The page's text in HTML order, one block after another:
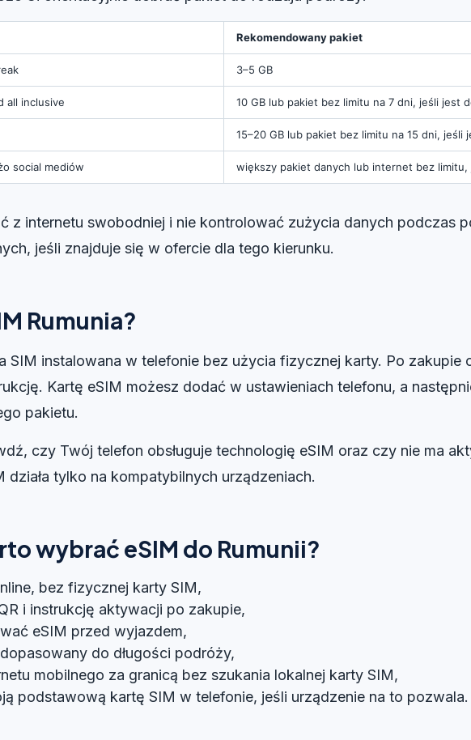
Rekomendowany pakiet
3–5 GB
all inclusive 10 GB lub pakiet bez limitu na 7 dni, jeśli jest
15–20 GB lub pakiet bez limitu na 15 dni, jeśli
social mediów większy pakiet danych lub internet bez
z internetu swobodniej i nie kontrolować zużycia danych podczas
jeśli znajduje się w ofercie dla tego kierunku.
Rumunia?
SIM instalowana w telefonie bez użycia fizycznej karty. Po
Kartę eSIM możesz dodać w ustawieniach telefonu, a
pakietu.
czy Twój telefon obsługuje technologię eSIM oraz czy nie ma
działa tylko na kompatybilnych urządzeniach.
wybrać eSIM do Rumunii?
bez fizycznej karty SIM,
i instrukcję aktywacji po zakupie,
eSIM przed wyjazdem,
do długości podróży,
mobilnego za granicą bez szukania lokalnej karty SIM,
podstawową kartę SIM w telefonie, jeśli urządzenie na to pozwala.